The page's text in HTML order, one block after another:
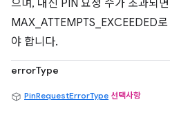
으며, 대신 PIN 요청 수가 초과되
MAX_ATTEMPTS_EXCEEDED
야 합니다.
errorType
PinRequestErrorType 선택사항